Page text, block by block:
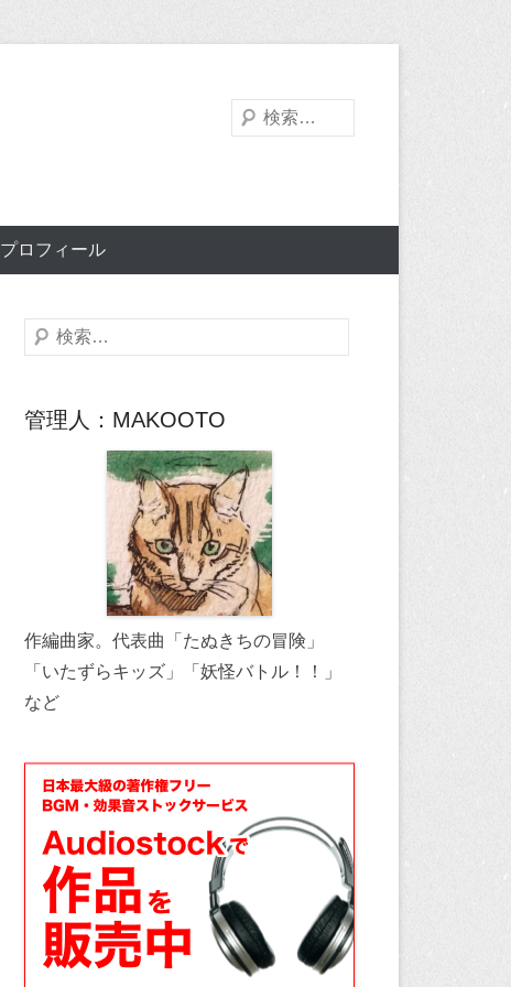
検
索
プロフィール
検
管理人：MAKOOTO
作編曲家。代表曲「たぬきちの冒険」
「いたずらキッズ」「妖怪バトル！！」
など